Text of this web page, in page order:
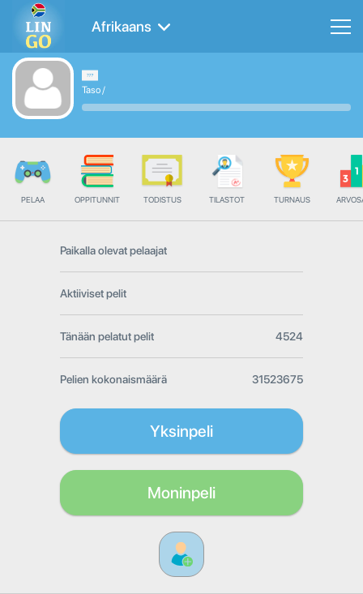
Afrikaans
Taso/
PELAA OPPITUNNIT TODISTUS TILASTOT TURNAUS
Paikalla olevat pelaajat
Aktiiviset pelit
Tänään pelatut pelit 4524
Pelien kokonaismäärä 31523675
Yksinpeli
Moninpeli